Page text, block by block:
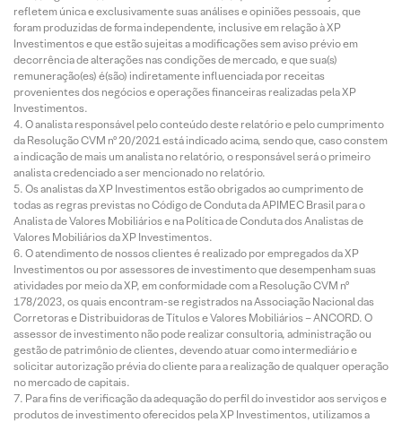
refletem única e exclusivamente suas análises e opiniões pessoais, que
foram produzidas de forma independente, inclusive em relação à XP
Investimentos e que estão sujeitas a modificações sem aviso prévio em
decorrência de alterações nas condições de mercado, e que sua(s)
remuneração(es) é(são) indiretamente influenciada por receitas
provenientes dos negócios e operações financeiras realizadas pela XP
Investimentos.
O analista responsável pelo conteúdo deste relatório e pelo cumprimento
da Resolução CVM nº 20/2021 está indicado acima, sendo que, caso constem
a indicação de mais um analista no relatório, o responsável será o primeiro
analista credenciado a ser mencionado no relatório.
Os analistas da XP Investimentos estão obrigados ao cumprimento de
todas as regras previstas no Código de Conduta da APIMEC Brasil para o
Analista de Valores Mobiliários e na Política de Conduta dos Analistas de
Valores Mobiliários da XP Investimentos.
O atendimento de nossos clientes é realizado por empregados da XP
Investimentos ou por assessores de investimento que desempenham suas
atividades por meio da XP, em conformidade com a Resolução CVM nº
178/2023, os quais encontram-se registrados na Associação Nacional das
Corretoras e Distribuidoras de Títulos e Valores Mobiliários – ANCORD. O
assessor de investimento não pode realizar consultoria, administração ou
gestão de patrimônio de clientes, devendo atuar como intermediário e
solicitar autorização prévia do cliente para a realização de qualquer operação
no mercado de capitais.
Para fins de verificação da adequação do perfil do investidor aos serviços e
produtos de investimento oferecidos pela XP Investimentos, utilizamos a